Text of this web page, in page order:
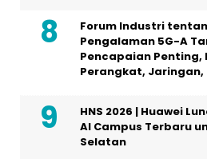
Forum Industri
Pengalaman 5G-A
Pencapaian Penting,
Perangkat, Jaringan,
HNS 2026 | Huawei
AI Campus Terbaru
Selatan